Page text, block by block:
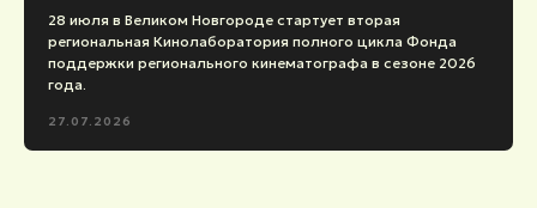
28 июля в Великом Новгороде стартует вторая
региональная Кинолаборатория полного цикла Фонда
поддержки регионального кинематографа в сезоне 2026
года.
27.07.2026